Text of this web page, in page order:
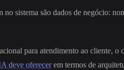
sistema são dados de negócio:
para atendimento ao cliente,
deve oferecerem termos de